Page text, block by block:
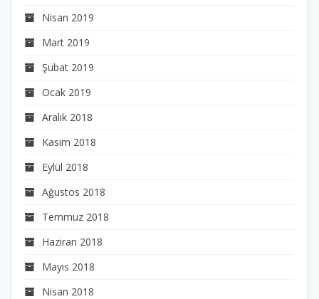
Nisan 2019
Mart 2019
Şubat 2019
Ocak 2019
Aralık 2018
Kasım 2018
Eylül 2018
Ağustos 2018
Temmuz 2018
Haziran 2018
Mayıs 2018
Nisan 2018